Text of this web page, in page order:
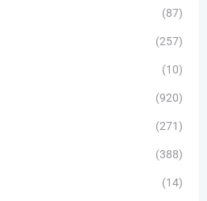
(87)
(257)
(10)
(920)
(271)
(388)
(14)